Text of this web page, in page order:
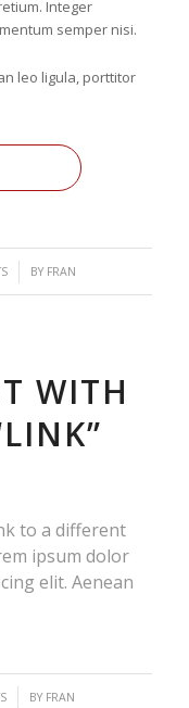
Integer
semper nisi.
leo ligula, porttitor
BY FRAN
WITH
to a different
ipsum dolor
elit. Aenean
BY FRAN